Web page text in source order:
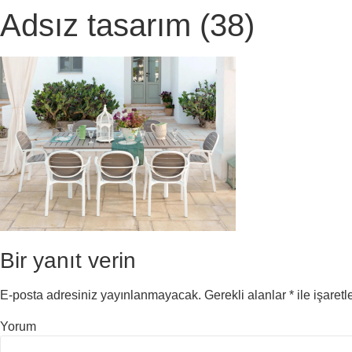
Adsız tasarım (38)
Bir yanıt verin
E-posta adresiniz yayınlanmayacak. Gerekli alanlar * ile
Yorum